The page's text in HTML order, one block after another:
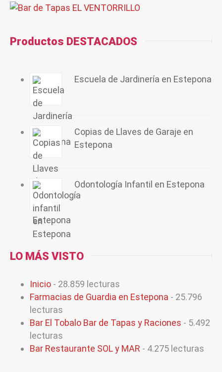
Productos DESTACADOS
Escuela de Jardinería en Estepona
Copias de Llaves de Garaje en
Estepona
Odontología Infantil en Estepona
LO MÁS VISTO
Inicio - 28.859 lecturas
Farmacias de Guardia en Estepona - 25.796
lecturas
Bar El Tobalo Bar de Tapas y Raciones - 5.492
lecturas
Bar Restaurante SOL y MAR - 4.275 lecturas